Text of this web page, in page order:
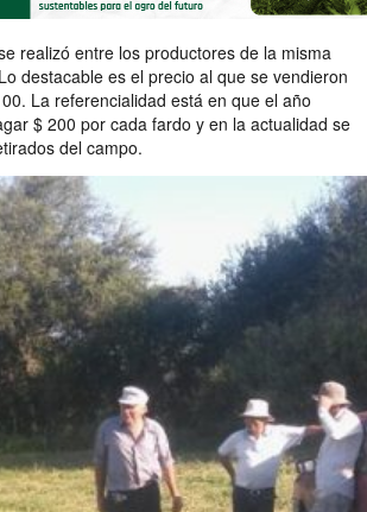
realizó entre los productores de la misma
destacable es el precio al que se vendieron
La referencialidad está en que el año
$ 200 por cada fardo y en la actualidad se
del campo.